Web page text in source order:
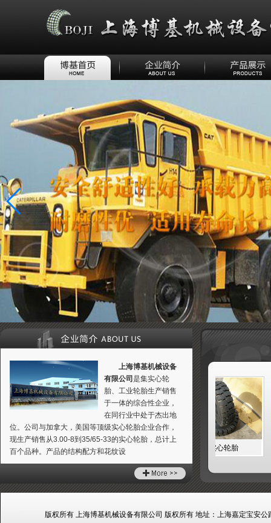
上海博基机械设备
有限公司 是集实心轮
胎、工业轮胎生产销售
于一体的综合性企业，
在同行业中处于杰出地
位。公司与加拿大，美国等顶级实心轮胎企业合作，
现生产销售从3.00-8到35/65-33的实心轮胎，总计上
百个品种。产品的结构配方和花纹设
心轮胎 ITL装载机实心轮胎 ITL实心轮胎
版权所有 上海博基机械设备有限公司 版权所有 地址：上海嘉定宝安公